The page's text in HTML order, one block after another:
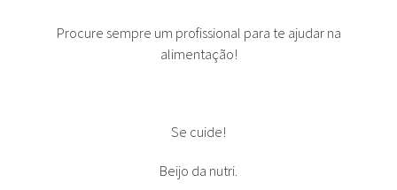
Procure sempre um profissional para te ajudar na
alimentação!
Se cuide!
Beijo da nutri.